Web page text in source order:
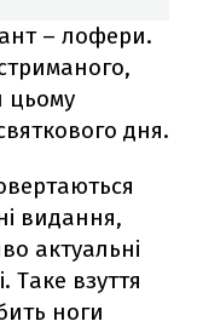
– лофери.
цьому
дня.
видання,
актуальні
Таке взуття
ноги